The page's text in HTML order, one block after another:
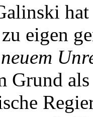
hat
eigen
Grund